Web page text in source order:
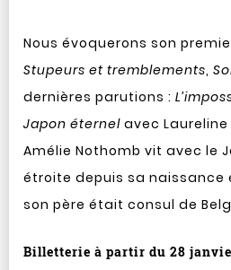
Nous évoquerons son
Stupeurs et tremblements,
dernières parutions :
Japon éternelavec Laureline
Amélie Nothomb vit avec le
étroite depuis sa naissance
son père était consul de
Billetterie à partir du 28